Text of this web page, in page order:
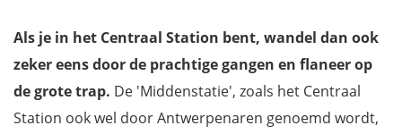
Verborgen parel: het Conscienceplein en Sint-Carolus
Borromeuskerk
Het Havenhuis
Als je in het Centraal Station bent, wandel dan ook
zeker eens door de prachtige gangen en flaneer op
de grote trap. De 'Middenstatie', zoals het Centraal
Station ook wel door Antwerpenaren genoemd wordt,